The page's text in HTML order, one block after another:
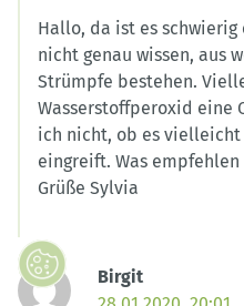
Hallo, da ist es
nicht genau wissen, aus
Strümpfe bestehen.
Wasserstoffperoxid eine
ich nicht, ob es vielleicht
eingreift. Was
Grüße Sylvia
Birgit